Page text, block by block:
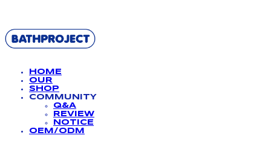
HOME
OUR
SHOP
COMMUNITY
Q&A
REVIEW
NOTICE
OEM/ODM